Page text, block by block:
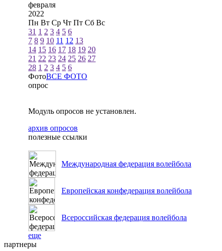
февраля
2022
Пн Вт Ср Чт Пт Сб Вс
31 1 2 3 4 5 6
7 8 9 10 11 12 13
14 15 16 17 18 19 20
21 22 23 24 25 26 27
28 1 2 3 4 5 6
ФотоВСЕ ФОТО
опрос
Модуль опросов не установлен.
архив опросов
полезные ссылки
Международная федерация волейбола
Европейская конфедерация волейбола
Всероссийская федерация волейбола
еще
партнеры